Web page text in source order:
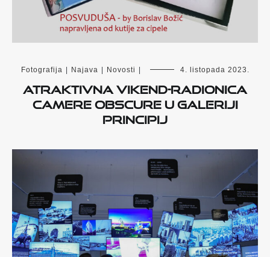
Fotografija Najava Novosti 4. listopada 2023.
Atraktivna vikend-radionica
camere obscure u Galeriji
Principij